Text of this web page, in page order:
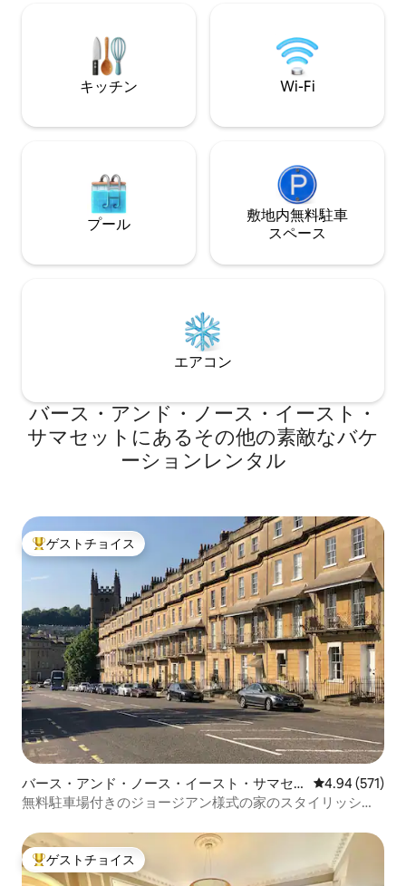
宿泊先の1つです。レビューは300件以上
キッチン Wi-Fi
プール
敷地内無料駐⁠車
ス⁠ペ⁠ー⁠ス
エアコン
バース・アンド・ノース・イースト・
サマセットにあるその他の素敵なバケ
ーションレンタル
大好評のゲストチョイスです。
ゲストチョイス
バース・アンド・ノース・イースト・サマセ
ットのコンドミニアム
レビュー571
4.94 (571)
無料駐車場付きのジョージアン様式の家のスタイリッシュ
大好評のゲストチョイスです。
ゲストチョイス